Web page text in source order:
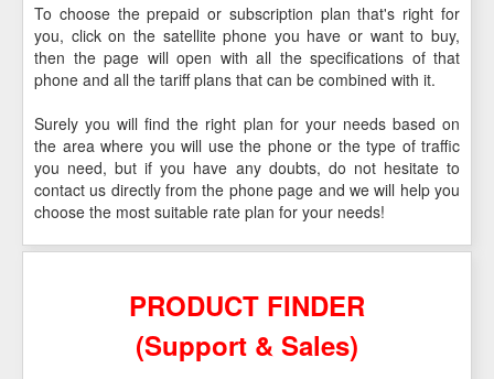
To choose the prepaid or subscription plan that's right for
you, click on the satellite phone you have or want to buy,
then the page will open with all the specifications of that
phone and all the tariff plans that can be combined with it.
Surely you will find the right plan for your needs based on
the area where you will use the phone or the type of traffic
you need, but if you have any doubts, do not hesitate to
contact us directly from the phone page and we will help you
choose the most suitable rate plan for your needs!
PRODUCT FINDER
(Support & Sales)